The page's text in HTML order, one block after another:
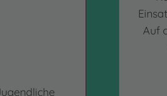
Auf